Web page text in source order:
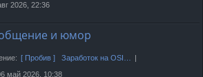
2026, 22:36
и юмор
[ Пробив ] Заработок на OSI…
май 2026, 10:38